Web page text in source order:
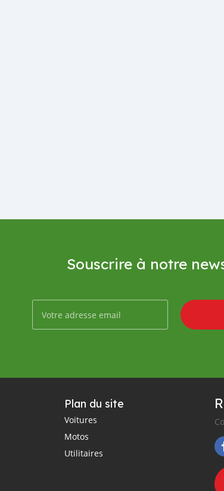
Souscrire à notre
Plan du site
Voitures
Motos
Utilitaires